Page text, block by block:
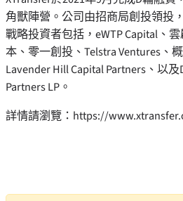
角獸陣營。公司由招商局創投領投
戰略投資者包括，eWTP Capital、
本、零一創投、Telstra Ventures、
Lavender Hill Capital Partners、以及
Partners LP。
詳情請瀏覽：https://